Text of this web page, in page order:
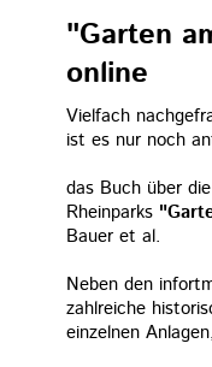
"Garten
online
Vielfach
ist es nur noch
das Buch über
Rheinparks
Bauer et al.
Neben den
zahlreiche
einzelnen